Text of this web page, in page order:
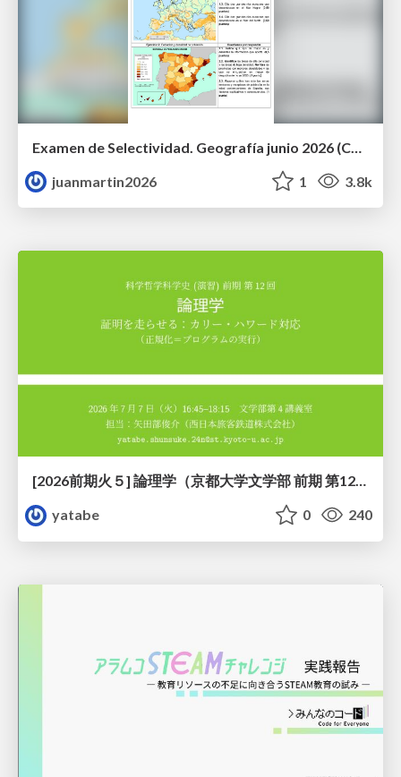
juanmartin2026
1 3.8k
[2026前期火５] 論理学（京都大学文学部 前期 第12回）「証明を走らせる：カリー・ハワード対応」
yatabe
0 240